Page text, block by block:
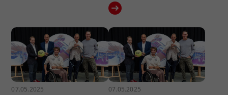
07.05.2025 07.05.2025